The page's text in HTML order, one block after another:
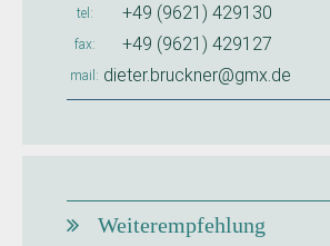
tel +49 (9621) 429130
fax +49 (9621) 429127
mail dieter.bruckner@gmx.de
Weiterempfehlung